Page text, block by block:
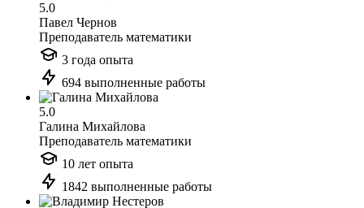
5.0
Павел Чернов
Преподаватель математики
3 года опыта
694 выполненные работы
5.0
Галина Михайлова
Преподаватель математики
10 лет опыта
1842 выполненные работы